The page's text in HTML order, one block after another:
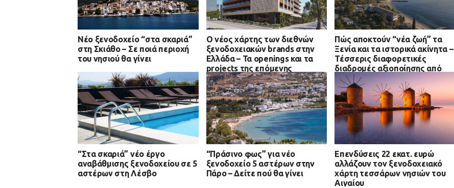
Νέο ξενοδοχείο “στα σκαριά”
στη Σκιάθο – Σε ποιά περιοχή
του νησιού θα γίνει
Ο νέος χάρτης των διεθνών
ξενοδοχειακών brands στην
Ελλάδα – Τα openings και τα
projects της επόμενης
περιόδου
Πώς αποκτούν “νέα ζωή” τα
Ξενία και τα ιστορικά ακίνητα –
Τέσσερις διαφορετικές
διαδρομές αξιοποίησης από
την Αθήνα μέχρι Κομοτηνή
“Στα σκαριά” νέο έργο
αναβάθμισης ξενοδοχείου σε 5
αστέρων στη Λέσβο
“Πράσινο φως” για νέο
ξενοδοχείο 5 αστέρων στην
Πάρο – Δείτε πού θα γίνει
Επενδύσεις 22 εκατ. ευρώ
αλλάζουν τον ξενοδοχειακό
χάρτη τεσσάρων νησιών του
Αιγαίου